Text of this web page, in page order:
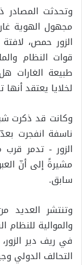
وتحدثت المصادر
مجهول الهوية
الزور حمص،
قوات النظام
طبيعة الغارات
لخلايا يعتقد
ناسفة انفجرت
مشيرةً إلى أنّ
سابق.
وتنتشر العديد
والموالية
في ريف دير
التحالف الدولي